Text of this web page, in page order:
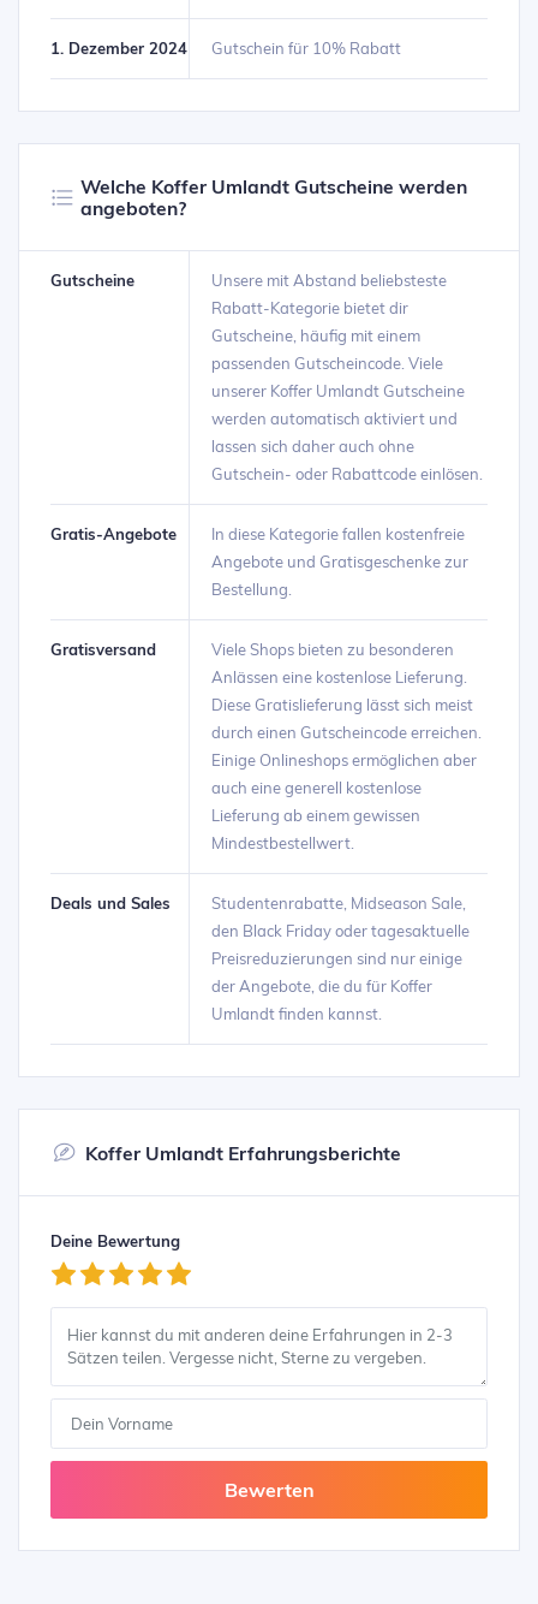
1. Dezember 2024 Gutschein für 10% Rabatt
Welche Koffer Umlandt Gutscheine werden
angeboten?
Gutscheine
Unsere mit Abstand beliebsteste
Rabatt-Kategorie bietet dir
Gutscheine, häufig mit einem
passenden Gutscheincode. Viele
unserer Koffer Umlandt Gutscheine
werden automatisch aktiviert und
lassen sich daher auch ohne
Gutschein- oder Rabattcode einlösen.
Gratis-Angebote
In diese Kategorie fallen kostenfreie
Angebote und Gratisgeschenke zur
Bestellung.
Gratisversand
Viele Shops bieten zu besonderen
Anlässen eine kostenlose Lieferung.
Diese Gratislieferung lässt sich meist
durch einen Gutscheincode erreichen.
Einige Onlineshops ermöglichen aber
auch eine generell kostenlose
Lieferung ab einem gewissen
Mindestbestellwert.
Deals und Sales
Studentenrabatte, Midseason Sale,
den Black Friday oder tagesaktuelle
Preisreduzierungen sind nur einige
der Angebote, die du für Koffer
Umlandt finden kannst.
Koffer Umlandt Erfahrungsberichte
Deine Bewertung
Bewerten